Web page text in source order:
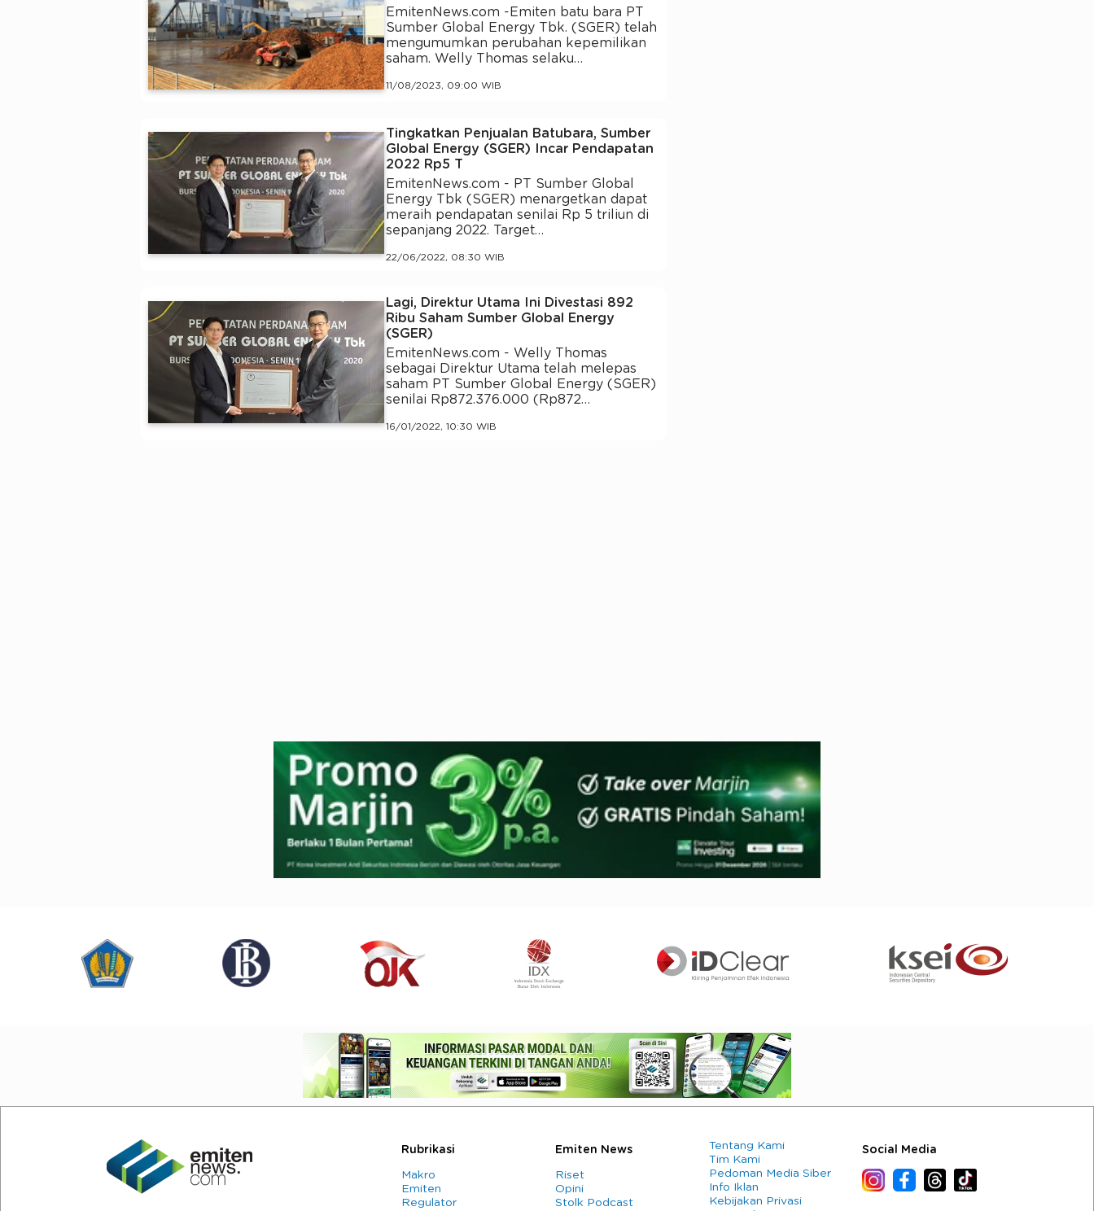
EmitenNews.com -Emiten batu bara PT
Sumber Global Energy Tbk. (SGER) telah
mengumumkan perubahan kepemilikan
saham. Welly Thomas selaku…
11/08/2023, 09:00 WIB
Tingkatkan Penjualan Batubara, Sumber
Global Energy (SGER) Incar Pendapatan
2022 Rp5 T
EmitenNews.com - PT Sumber Global
Energy Tbk (SGER) menargetkan dapat
meraih pendapatan senilai Rp 5 triliun di
sepanjang 2022. Target…
22/06/2022, 08:30 WIB
Lagi, Direktur Utama Ini Divestasi 892
Ribu Saham Sumber Global Energy
(SGER)
EmitenNews.com - Welly Thomas
sebagai Direktur Utama telah melepas
saham PT Sumber Global Energy (SGER)
senilai Rp872.376.000 (Rp872…
16/01/2022, 10:30 WIB
Rubrikasi
Makro
Emiten
Regulator
Emiten News
Riset
Opini
Stolk Podcast
Tentang Kami
Tim Kami
Pedoman Media Siber
Info Iklan
Kebijakan Privasi
Social Media